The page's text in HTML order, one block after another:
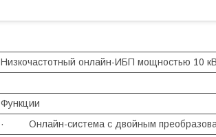
Низкочастотный онлайн-ИБП мощностью 10
Функции
· Онлайн-система с двойным